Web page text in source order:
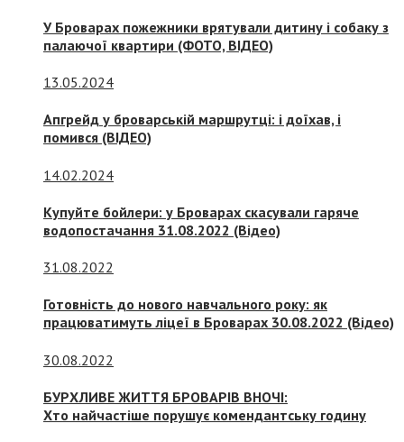
У Броварах пожежники врятували дитину і собаку з
палаючої квартири (ФОТО, ВІДЕО)
13.05.2024
Апгрейд у броварській маршрутці: і доїхав, і
помився (ВІДЕО)
14.02.2024
Купуйте бойлери: у Броварах скасували гаряче
водопостачання 31.08.2022 (Відео)
31.08.2022
Готовність до нового навчального року: як
працюватимуть ліцеї в Броварах 30.08.2022 (Відео)
30.08.2022
БУРХЛИВЕ ЖИТТЯ БРОВАРІВ ВНОЧІ:
Хто найчастіше порушує комендантську годину